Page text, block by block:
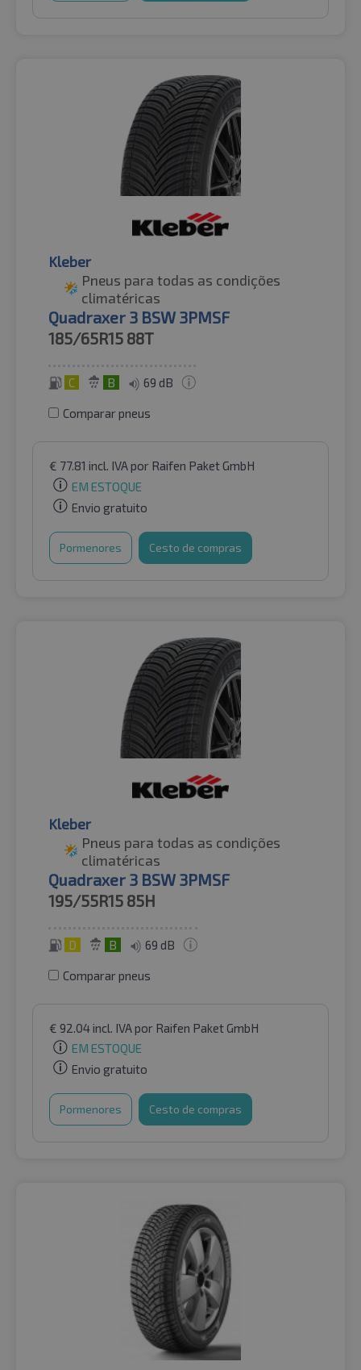
Kleber
Pneus para todas as condições
climatéricas
Quadraxer 3 BSW 3PMSF
185/65R15 88T
C B 69 dB
Comparar pneus
€ 77.81 incl. IVApor Raifen Paket GmbH
EM ESTOQUE
Envio gratuito
Pormenores Cesto de compras
Kleber
Pneus para todas as condições
climatéricas
Quadraxer 3 BSW 3PMSF
195/55R15 85H
D B 69 dB
Comparar pneus
€ 92.04incl. IVApor Raifen Paket GmbH
EM ESTOQUE
Envio gratuito
Pormenores Cesto de compras